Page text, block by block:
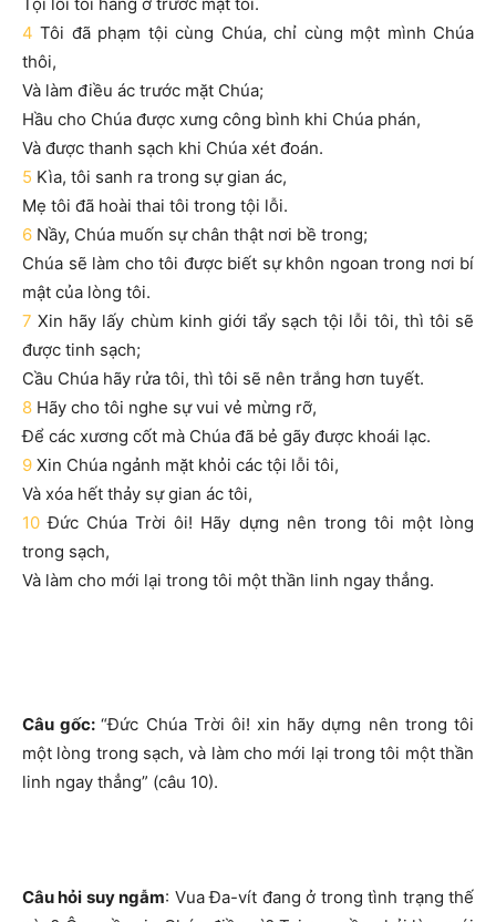
4Tôi đã phạm tội cùng Chúa, chỉ cùng một mình Chúa
thôi,
Và làm điều ác trước mặt Chúa;
Hầu cho Chúa được xưng công bình khi Chúa phán,
Và được thanh sạch khi Chúa xét đoán.
5 Kìa, tôi sanh ra trong sự gian ác,
Mẹ tôi đã hoài thai tôi trong tội lỗi.
6 Nầy, Chúa muốn sự chân thật nơi bề trong;
Chúa sẽ làm cho tôi được biết sự khôn ngoan trong nơi bí
mật của lòng tôi.
7Xin hãy lấy chùm kinh giới tẩy sạch tội lỗi tôi, thì tôi sẽ
được tinh sạch;
Cầu Chúa hãy rửa tôi, thì tôi sẽ nên trắng hơn tuyết.
8 Hãy cho tôi nghe sự vui vẻ mừng rỡ,
Để các xương cốt mà Chúa đã bẻ gãy được khoái lạc.
9 Xin Chúa ngảnh mặt khỏi các tội lỗi tôi,
Và xóa hết thảy sự gian ác tôi,
10Đức Chúa Trời ôi! Hãy dựng nên trong tôi một lòng
trong sạch,
Và làm cho mới lại trong tôi một thần linh ngay thẳng.
Câu gốc:“Đức Chúa Trời ôi! xin hãy dựng nên trong tôi
một lòng trong sạch, và làm cho mới lại trong tôi một thần
linh ngay thẳng” (câu 10).
Câu hỏi suy ngẫm: Vua Đa-vít đang ở trong tình trạng thế